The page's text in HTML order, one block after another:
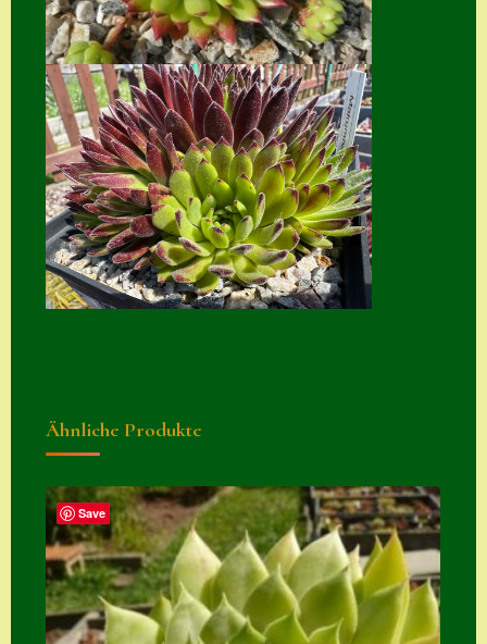
Semps von A – Z
Shop
Suche
Sue Thomas
Translator
Versand
Versand von
Semps
Zahlungs- &
Versandinfos
Zubehör
Zubehör
Ähnliche Produkte
Save